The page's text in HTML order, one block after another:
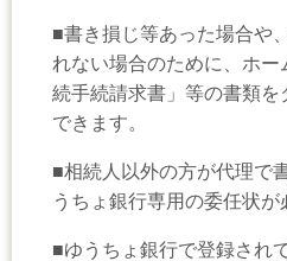
■書き損じ等あった場合や
れない場合のために、ホ
続手続請求書」等の書類
できます。
■相続人以外の方が代理で
うちょ銀行専用の委任状が
■ゆうちょ銀行で登録され